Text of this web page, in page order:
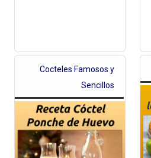
Cocteles Famosos y
Sencillos